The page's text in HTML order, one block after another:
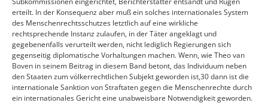
erteilt. In der Konsequenz aber muß ein solches internationales System
des Menschenrechtsschutzes letztlich auf eine wirkliche
rechtsprechende Instanz zulaufen, in der Täter angeklagt und
gegebenenfalls verurteilt werden, nicht lediglich Regierungen sich
gegenseitig diplomatische Vorhaltungen machen. Wenn, wie Theo van
Boven in seinem Beitrag in diesem Band betont, das Individuum neben
den Staaten zum völkerrechtlichen Subjekt geworden ist,30 dann ist die
internationale Sanktion von Straftaten gegen die Menschenrechte durch
ein internationales Gericht eine unabweisbare Notwendigkeit geworden.